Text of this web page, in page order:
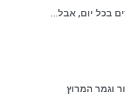
בכל יום, אבל…
וגמר המרוץ